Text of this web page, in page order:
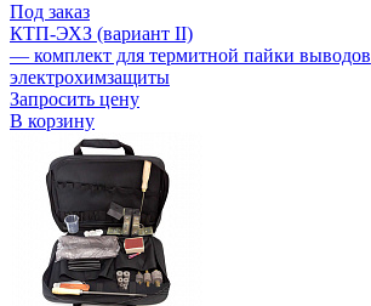
Под заказ
КТП-ЭХЗ (вариант II)
— комплект для термитной пайки выводов
электрохимзащиты
Запросить цену
В корзину